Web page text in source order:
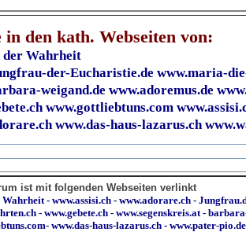
in den kath. Webseiten von:
der Wahrheit
der-Eucharistie.de www.maria-
weigand.de www.adoremus.de
www.gottliebtuns.com
www.das-haus-lazarus.ch
ist mit folgenden Webseiten verlinkt
Wahrheit - www.assisi.ch - www.adorare.ch -
- www.gebete.ch - www.segenskreis.at -
- www.das-haus-lazarus.ch - www.pater-pio.de